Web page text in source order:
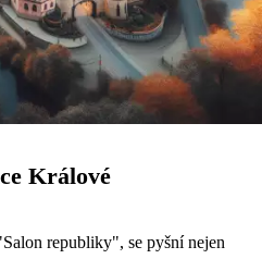
Králové
republiky", se pyšní nejen